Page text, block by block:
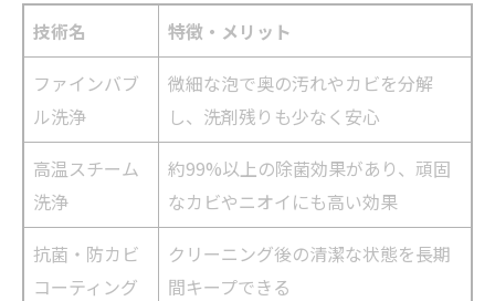
技術名
特徴・メリット
ファインバブ
ル洗浄
微細な泡で奥の汚れやカビを分解
し、洗剤残りも少なく安心
高温スチーム
洗浄
約99%以上の除菌効果があり、頑固
なカビやニオイにも高い効果
抗菌・防カビ
コーティング
クリーニング後の清潔な状態を長期
間キープできる